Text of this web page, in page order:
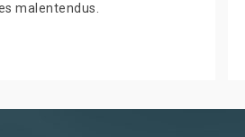
malentendus.